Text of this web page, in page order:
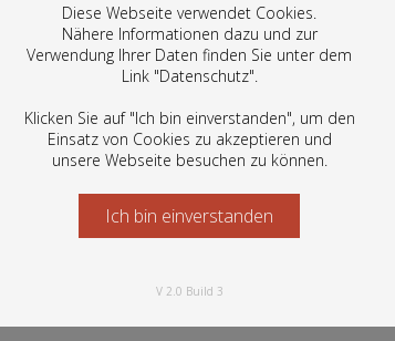
Diese Webseite verwendet Cookies.
Nähere Informationen dazu und zur
Verwendung Ihrer Daten finden Sie unter dem
Link "Datenschutz".
Klicken Sie auf "Ich bin einverstanden", um den
Einsatz von Cookies zu akzeptieren und
unsere Webseite besuchen zu können.
In diesem Portal finden Sie die digitalen
Bestände der Österreichischen
Grafiken und vieles mehr.
Ich bin einverstanden
Starten Sie jetzt
V 2.0 Build 3
Katalogisat Zur Vorschau
geleistet